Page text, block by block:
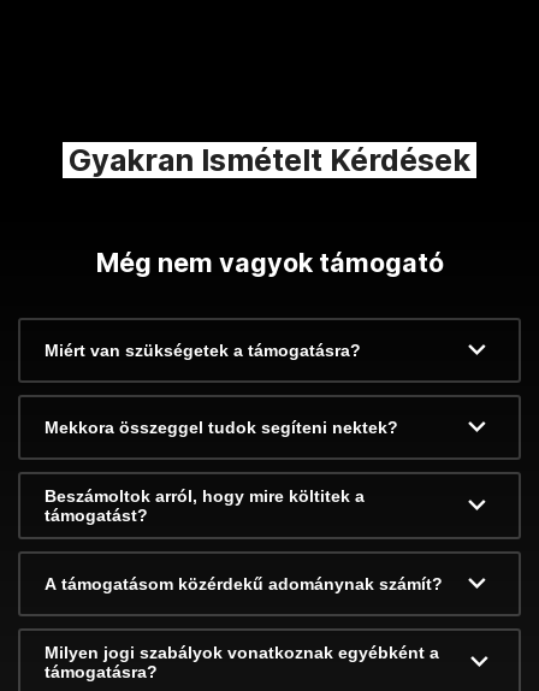
Gyakran Ismételt Kérdések
Még nem vagyok támogató
Miért van szükségetek a támogatásra?
Mekkora összeggel tudok segíteni nektek?
Beszámoltok arról, hogy mire költitek a
támogatást?
A támogatásom közérdekű adománynak számít?
Milyen jogi szabályok vonatkoznak egyébként a
támogatásra?